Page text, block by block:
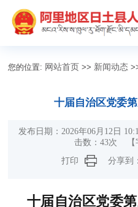
您的位置: 网站首页 >> 新闻动态
十届自治区党委
发布日期：2026年06月12日
击数： 43次
打印
分享到：
十届自治区党委